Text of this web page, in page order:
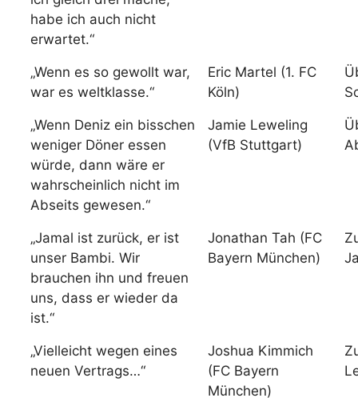
habe ich auch nicht
erwartet.“
„Wenn es so gewollt war,
war es weltklasse.“
Eric Martel (1. FC
Köln)
„Wenn Deniz ein bisschen
weniger Döner essen
würde, dann wäre er
wahrscheinlich nicht im
Abseits gewesen.“
Jamie Leweling
(VfB Stuttgart)
„Jamal ist zurück, er ist
unser Bambi. Wir
brauchen ihn und freuen
uns, dass er wieder da
ist.“
Jonathan Tah (FC
Bayern München)
„Vielleicht wegen eines
neuen Vertrags…“
Joshua Kimmich
(FC Bayern
München)